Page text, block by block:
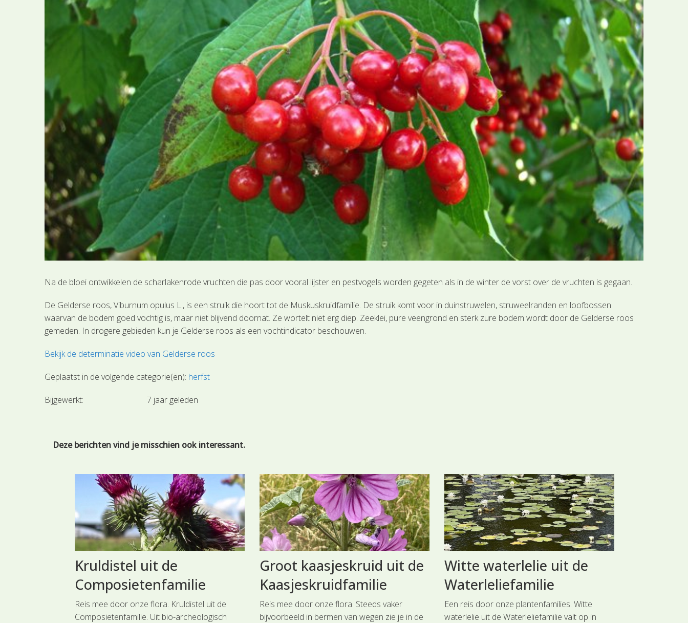
Na de bloei ontwikkelen de scharlakenrode vruchten die pas door vooral lijster en pestvogels worden gegeten als in de winter de vorst over de vruchten is gegaan.
De Gelderse roos, Viburnum opulus L., is een struik die hoort tot de Muskuskruidfamilie. De struik komt voor in duinstruwelen, struweelranden en loofbossen
waarvan de bodem goed vochtig is, maar niet blijvend doornat. Ze wortelt niet erg diep. Zeeklei, pure veengrond en sterk zure bodem wordt door de Gelderse roos
gemeden. In drogere gebieden kun je Gelderse roos als een vochtindicator beschouwen.
Bekijk de determinatie video van Gelderse roos
Geplaatst in de volgende categorie(ën): herfst
Bijgewerkt: 7 jaar geleden
Deze berichten vind je misschien ook interessant.
Kruldistel uit de
Composietenfamilie
Reis mee door onze flora. Kruldistel uit de
Composietenfamilie. Uit bio-archeologisch
Groot kaasjeskruid uit de
Kaasjeskruidfamilie
Reis mee door onze flora. Steeds vaker
bijvoorbeeld in bermen van wegen zie je in de
Witte waterlelie uit de
Waterleliefamilie
Een reis door onze plantenfamilies. Witte
waterlelie uit de Waterleliefamilie valt op in